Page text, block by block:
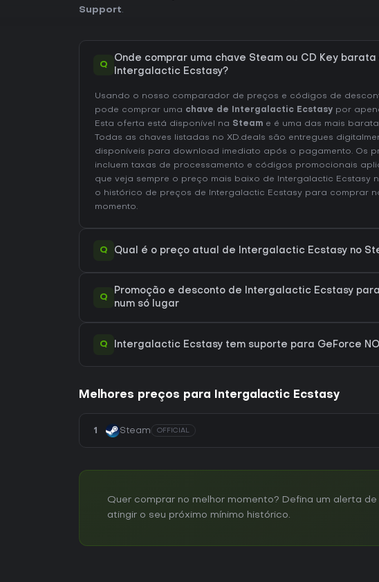
Support.
Q
Onde comprar uma chave Steam ou CD Key barata
Intergalactic Ecstasy?
Usando o nosso comparador de preços e códigos de
pode comprar uma chave de Intergalactic Ecstasy por
Esta oferta está disponível na Steam e é uma das mais
Todas as chaves listadas no XD.deals são entregues
disponíveis para download imediato após o pagamento. Os
incluem taxas de processamento e códigos promocionais
que veja sempre o preço mais baixo de Intergalactic Ecstasy
o histórico de preços de Intergalactic Ecstasy para comprar
momento.
Q Qual é o preço atual de Intergalactic Ecstasy no
Q
Promoção e desconto de Intergalactic Ecstasy
num só lugar
Q Intergalactic Ecstasy tem suporte para GeForce
Melhores preços para Intergalactic Ecstasy
1 Steam OFFICIAL
Quer comprar no melhor momento? Defina um alerta
atingir o seu próximo mínimo histórico.